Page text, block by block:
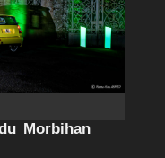
Morbihan